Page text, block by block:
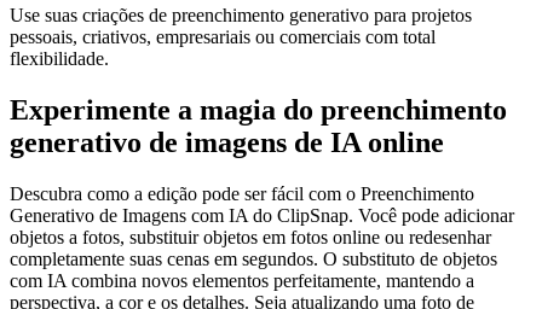
Use suas criações de preenchimento generativo para projetos
pessoais, criativos, empresariais ou comerciais com total
flexibilidade.
Experimente a magia do preenchimento
generativo de imagens de IA online
Descubra como a edição pode ser fácil com o Preenchimento
Generativo de Imagens com IA do ClipSnap. Você pode adicionar
objetos a fotos, substituir objetos em fotos online ou redesenhar
completamente suas cenas em segundos. O substituto de objetos
com IA combina novos elementos perfeitamente, mantendo a
perspectiva, a cor e os detalhes. Seja atualizando uma foto de